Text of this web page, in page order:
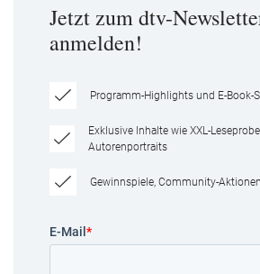
Jetzt zum dtv-
anmelden!
Programm-Highlights und E-Book-
Exklusive Inhalte wie XXL-
Autorenportraits
Gewinnspiele, Community-
E-Mail *